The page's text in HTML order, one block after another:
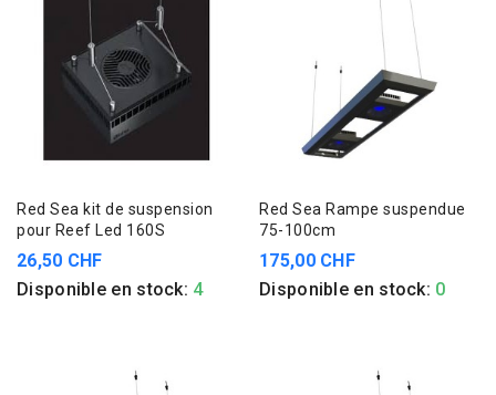
Red Sea kit de suspension
pour Reef Led 160S
26,50 CHF
Disponible en stock: 4
Red Sea Rampe suspendue
75-100cm
175,00 CHF
Disponible en stock: 0